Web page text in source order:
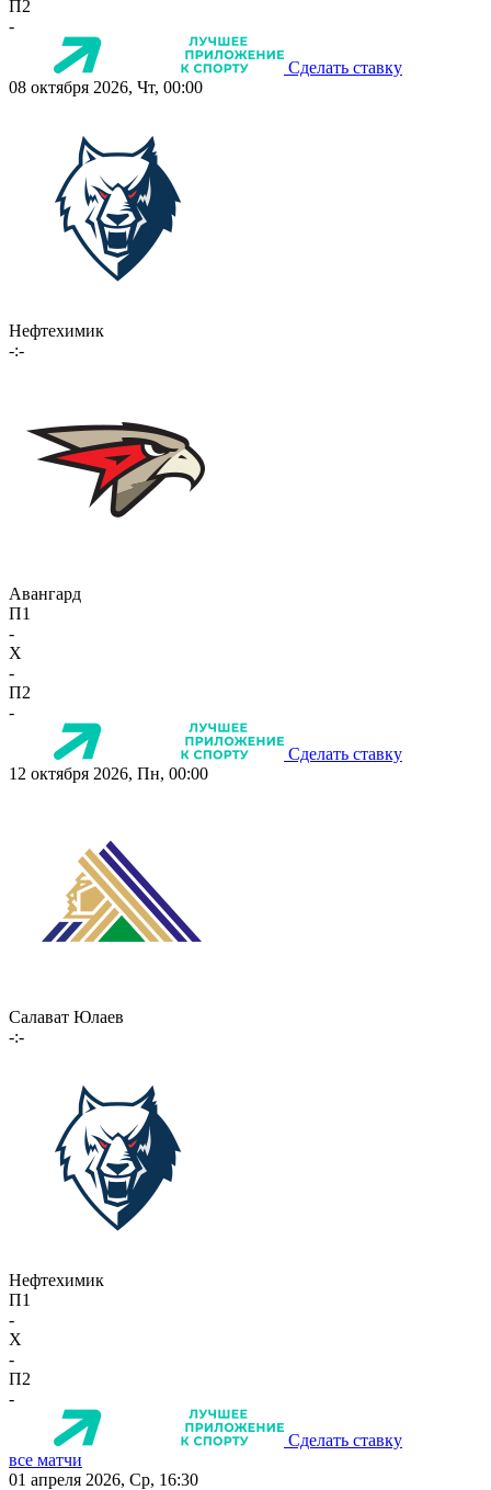
П2
-
Сделать ставку
08 октября 2026, Чт, 00:00
Нефтехимик
-:-
Авангард
П1
-
X
-
П2
-
Сделать ставку
12 октября 2026, Пн, 00:00
Салават Юлаев
-:-
Нефтехимик
П1
-
X
-
П2
-
Сделать ставку
все матчи
01 апреля 2026, Ср, 16:30